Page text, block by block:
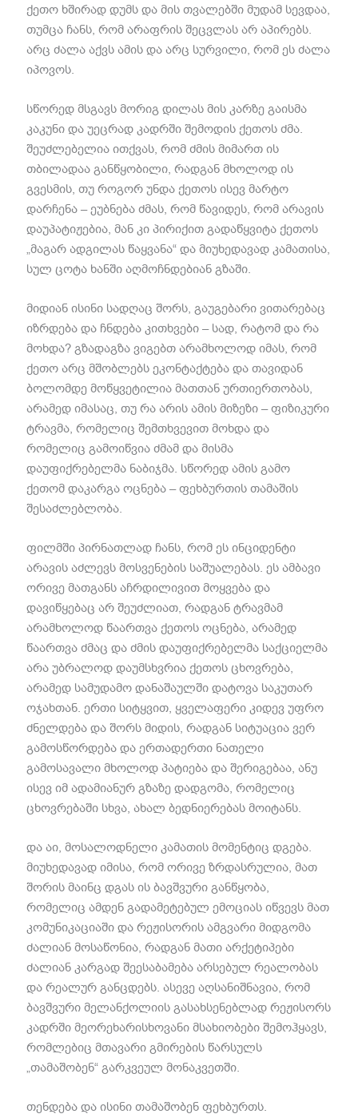
ქეთო ხშირად დუმს და მის თვალებში მუდამ სევდაა,
თუმცა ჩანს, რომ არაფრის შეცვლას არ აპირებს.
არც ძალა აქვს ამის და არც სურვილი, რომ ეს ძალა
იპოვოს.
სწორედ მსგავს მორიგ დილას მის კარზე გაისმა
კაკუნი და უეცრად კადრში შემოდის ქეთოს ძმა.
შეუძლებელია ითქვას, რომ ძმის მიმართ ის
თბილადაა განწყობილი, რადგან მხოლოდ ის
გვესმის, თუ როგორ უნდა ქეთოს ისევ მარტო
დარჩენა – ეუბნება ძმას, რომ წავიდეს, რომ არავის
დაუპატიჟებია, მან კი პირიქით გადაწყვიტა ქეთოს
„მაგარ ადგილას წაყვანა“ და მიუხედავად კამათისა,
სულ ცოტა ხანში აღმოჩნდებიან გზაში.
მიდიან ისინი სადღაც შორს, გაუგებარი ვითარებაც
იზრდება და ჩნდება კითხვები – სად, რატომ და რა
მოხდა? გზადაგზა ვიგებთ არამხოლოდ იმას, რომ
ქეთო არც მშობლებს ეკონტაქტება და თავიდან
ბოლომდე მოწყვეტილია მათთან ურთიერთობას,
არამედ იმასაც, თუ რა არის ამის მიზეზი – ფიზიკური
ტრავმა, რომელიც შემთხვევით მოხდა და
რომელიც გამოიწვია ძმამ და მისმა
დაუფიქრებელმა ნაბიჯმა. სწორედ ამის გამო
ქეთომ დაკარგა ოცნება – ფეხბურთის თამაშის
შესაძლებლობა.
ფილმში პირნათლად ჩანს, რომ ეს ინციდენტი
არავის აძლევს მოსვენების საშუალებას. ეს ამბავი
ორივე მათგანს აჩრდილივით მოყვება და
დავიწყებაც არ შეუძლიათ, რადგან ტრავმამ
არამხოლოდ წაართვა ქეთოს ოცნება, არამედ
წაართვა ძმაც და ძმის დაუფიქრებელმა საქციელმა
არა უბრალოდ დაუმსხვრია ქეთოს ცხოვრება,
არამედ სამუდამო დანაშაულში დატოვა საკუთარ
ოჯახთან. ერთი სიტყვით, ყველაფერი კიდევ უფრო
ძნელდება და შორს მიდის, რადგან სიტუაცია ვერ
გამოსწორდება და ერთადერთი ნათელი
გამოსავალი მხოლოდ პატიება და შერიგებაა, ანუ
ისევ იმ ადამიანურ გზაზე დადგომა, რომელიც
ცხოვრებაში სხვა, ახალ ბედნიერებას მოიტანს.
და აი, მოსალოდნელი კამათის მომენტიც დგება.
მიუხედავად იმისა, რომ ორივე ზრდასრულია, მათ
შორის მაინც დგას ის ბავშვური განწყობა,
რომელიც ამდენ გადამეტებულ ემოციას იწვევს მათ
კომუნიკაციაში და რეჟისორის ამგვარი მიდგომა
ძალიან მოსაწონია, რადგან მათი არქეტიპები
ძალიან კარგად შეესაბამება არსებულ რეალობას
და რეალურ განცდებს. ასევე აღსანიშნავია, რომ
ბავშვური მელანქოლიის გასახსენებლად რეჟისორს
კადრში მეორეხარისხოვანი მსახიობები შემოჰყავს,
რომლებიც მთავარი გმირების წარსულს
„თამაშობენ“ გარკვეულ მონაკვეთში.
თენდება და ისინი თამაშობენ ფეხბურთს.